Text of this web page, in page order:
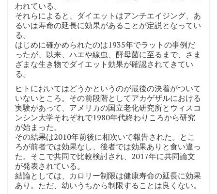
われている。
それらによると、ダイエットはアンチエイジング、あ
るいは寿命の延長に効果があることが定説となってい
る。
はじめに確かめられたのは1935年でラットの事例だ
ったが、以来、ハエや線虫、酵母菌に至るまで、さま
ざまな生き物でダイエット効果が確認されてきてい
る。
ヒトにおいてはどうかというのが最後の決着がついて
いないところ。その前段階としてアカゲザルにおける
実験があって、アメリカの国立老化研究所とウィスコ
ンシン大学それぞれで1980年代終わりころから研究
が始まった。
その結果は2010年前後に相次いで報告された。とこ
ろが前者では効果なし、後者では効果ありと食い違っ
た。そこで共同で比較検討され、2017年に共同論文
が発表されている。
結論としては、カロリー制限は健康寿命の延長に効果
あり。ただ、幼いうちから制限することは良くない。